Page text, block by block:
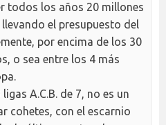
todos los años 20 millones
el presupuesto del
por encima de los 30
o sea entre los 4 más
A.C.B. de 7, no es un
cohetes, con el escarnio